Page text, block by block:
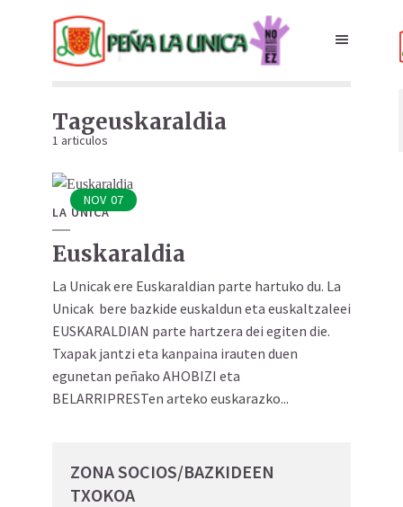
Tageuskaraldia
1 articulos
NOV 07
LA UNICA
Euskaraldia
La Unicak ere Euskaraldian parte hartuko du. La
Unicak bere bazkide euskaldun eta euskaltzaleei
EUSKARALDIAN parte hartzera dei egiten die.
Txapak jantzi eta kanpaina irauten duen
egunetan peñako AHOBIZI eta
BELARRIPRESTen arteko euskarazko...
ZONA SOCIOS/BAZKIDEEN
TXOKOA